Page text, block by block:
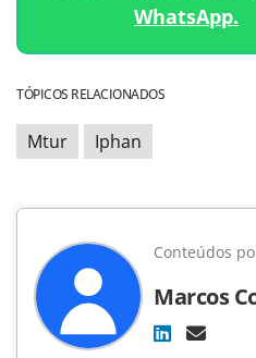
WhatsApp.
TÓPICOS RELACIONADOS
Mtur Iphan
Conteúdos
Marcos